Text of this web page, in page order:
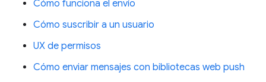
Cómo funciona el envío
Cómo suscribir a un usuario
UX de permisos
Cómo enviar mensajes con bibliotecas web push